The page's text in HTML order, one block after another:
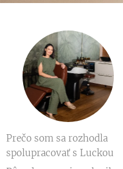
Prečo som sa rozhodla
spolupracovať s Luckou